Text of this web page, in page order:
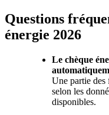
Questions
énergie 2026
Le chèque
Une partie des
selon les
disponibles.